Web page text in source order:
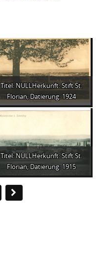
Titel: NULLHerkunft: Stift St.
Florian; Datierung: 1924
Titel: NULLHerkunft: Stift St.
Florian; Datierung: 1915